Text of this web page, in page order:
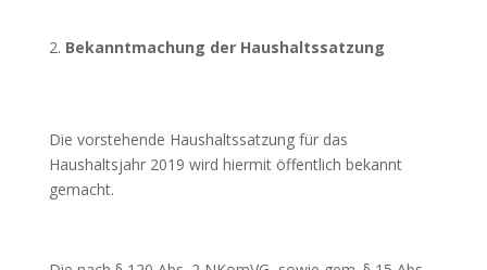
Bekanntmachung der Haushaltssatzung
Die vorstehende Haushaltssatzung für das
Haushaltsjahr 2019 wird hiermit öffentlich bekannt
gemacht.